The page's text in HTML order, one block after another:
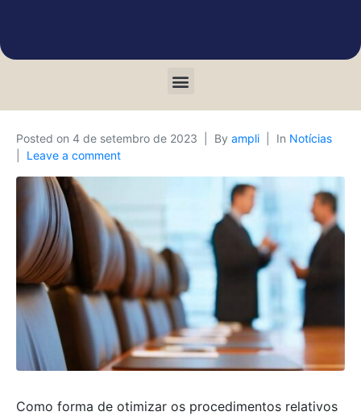
Posted on 4 de setembro de 2023 By ampli In Notícias
Leave a comment
Como forma de otimizar os procedimentos relativos